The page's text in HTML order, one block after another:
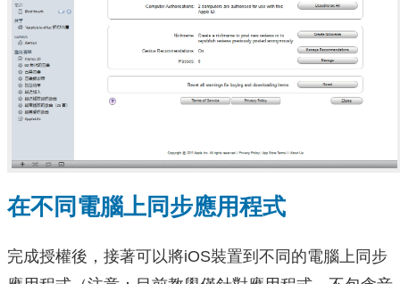
在不同電腦上同步應用程式
完成授權後，接著可以將iOS裝置到不同的電腦上同步